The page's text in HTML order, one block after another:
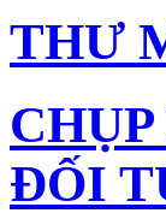
THƯ
ĐỐI